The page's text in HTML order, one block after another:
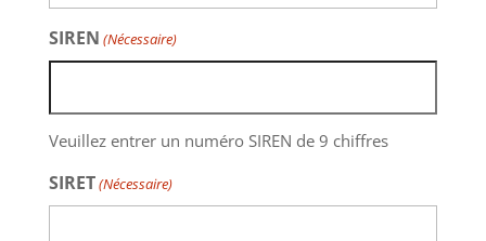
SIREN (Nécessaire)
Veuillez entrer un numéro SIREN de 9 chiffres
SIRET(Nécessaire)